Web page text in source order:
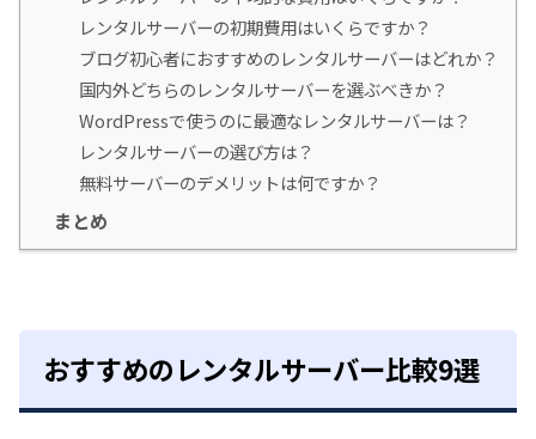
レンタルサーバーの初期費用はいくらですか？
ブログ初心者におすすめのレンタルサーバーはどれか？
国内外どちらのレンタルサーバーを選ぶべきか？
WordPressで使うのに最適なレンタルサーバーは？
レンタルサーバーの選び方は？
無料サーバーのデメリットは何ですか？
まとめ
おすすめのレンタルサーバー比較9選